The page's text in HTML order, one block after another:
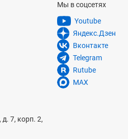
7, корп. 2,
Мы в соцсетях
Youtube
Яндекс.Дзен
Вконтакте
Telegram
Rutube
MAX